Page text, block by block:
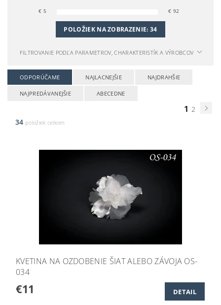
€5 € 92
POLOŽIEK NA ZOBRAZENIE:34
FILTROVANIE PODĽA PARAMETROV, CHARAKTERISTÍK A VÝROBCOV
ODPORÚČAME NAJLACNEJŠIE NAJDRAHŠIE
NAJPREDÁVANEJŠIE ABECEDNE
1 2
34 položiek celkom
KVETINA NA OZDOBENIE ŠIAT ALEBO ZÁVOJA OS-
034
€11 DETAIL